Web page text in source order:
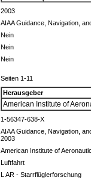
2003
AIAA Guidance, Navigation,
Nein
Nein
Nein
Seiten 1-11
Herausgeber
American Institute of
1-56347-638-X
AIAA Guidance, Navigation,
2003
American Institute of
Luftfahrt
L AR - Starrflüglerforschung